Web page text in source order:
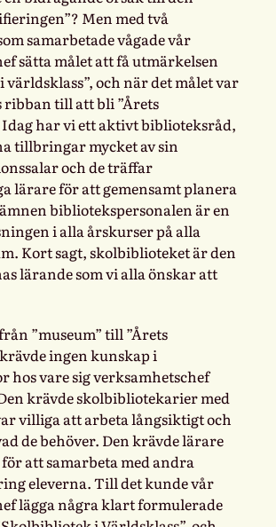
Men med två
samarbetade vågade vår
sätta målet att få utmärkelsen
och när det målet var
till att bli ”Årets
har vi ett aktivt biblioteksråd,
tillbringar mycket av sin
och de träffar
lärare för att gemensamt planera
bibliotekspersonalen är en
i alla årskurser på alla
Kort sagt, skolbiblioteket är den
lärande som vi alla önskar att
”museum” till ”Årets
ingen kunskap i
hos vare sig verksamhetschef
krävde skolbibliotekarier med
villiga att arbeta långsiktigt och
de behöver. Den krävde lärare
att samarbeta med andra
eleverna. Till det kunde vår
lägga några klart formulerade